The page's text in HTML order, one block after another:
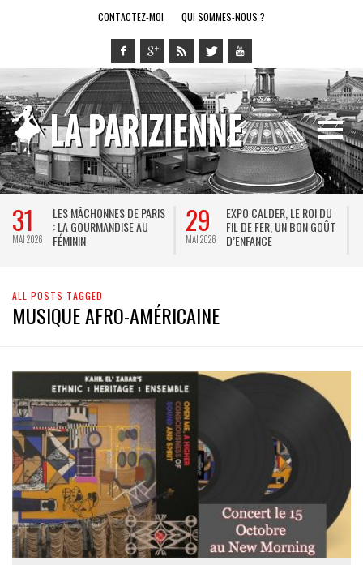
CONTACTEZ-MOI QUI SOMMES-NOUS ?
31
MAI 2026
LES MÂCHONNES DE PARIS
: LA GOURMANDISE AU
FÉMININ
29
MAI 2026
EXPO CALDER, LE ROI DU
FIL DE FER, UN BON GOÛT
D’ENFANCE
ALL POSTS TAGGED
MUSIQUE AFRO-AMÉRICAINE